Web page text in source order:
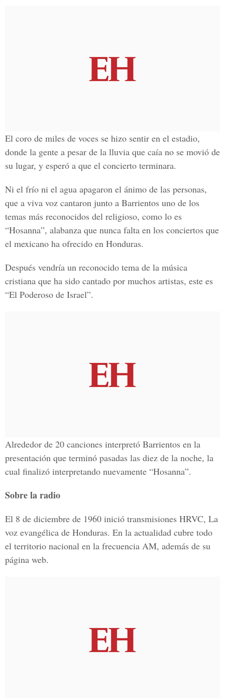
El coro de miles de voces se hizo sentir en el estadio,
donde la gente a pesar de la lluvia que caía no se movió de
su lugar, y esperó a que el concierto terminara.
Ni el frío ni el agua apagaron el ánimo de las personas,
que a viva voz cantaron junto a Barrientos uno de los
temas más reconocidos del religioso, como lo es
“Hosanna”, alabanza que nunca falta en los conciertos que
el mexicano ha ofrecido en Honduras.
Después vendría un reconocido tema de la música
cristiana que ha sido cantado por muchos artistas, este es
“El Poderoso de Israel”.
Alrededor de 20 canciones interpretó Barrientos en la
presentación que terminó pasadas las diez de la noche, la
cual finalizó interpretando nuevamente “Hosanna”.
Sobre la radio
El 8 de diciembre de 1960 inició transmisiones HRVC, La
voz evangélica de Honduras. En la actualidad cubre todo
el territorio nacional en la frecuencia AM, además de su
página web.